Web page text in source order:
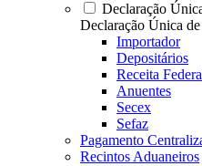
Declaração
Declaração Única
Importador
Depositários
Receita
Anuentes
Secex
Sefaz
Pagamento
Recintos Aduaneiros